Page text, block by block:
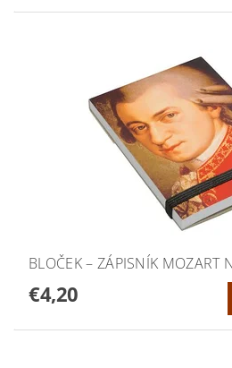
BLOČEK – ZÁPISNÍK MOZART
€4,20